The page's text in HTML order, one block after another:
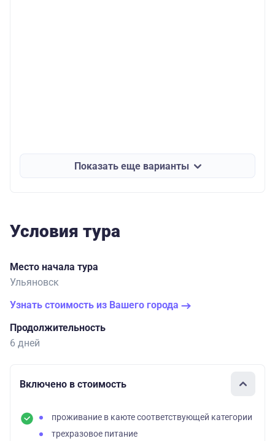
Показать еще варианты
Условия тура
Место начала тура
Ульяновск
Узнать стоимость из Вашего города
Продолжительность
6 дней
Включено в стоимость
проживание в каюте соответствующей категории
трехразовое питание